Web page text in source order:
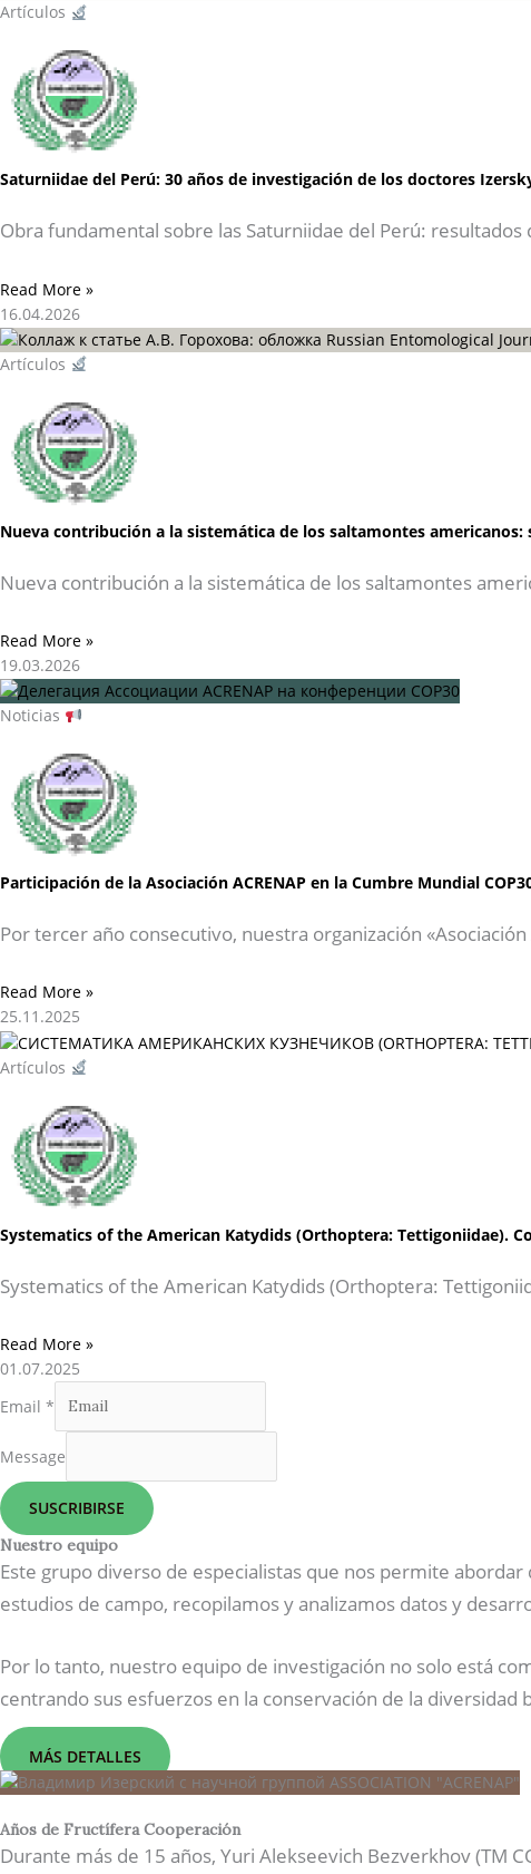
Artículos
Saturniidae del Perú: 30 años de investigación de los doctores
Obra fundamental sobre las Saturniidae del Perú: resultados
Read More »
16.04.2026
Artículos
Nueva contribución a la sistemática de los saltamontes
Nueva contribución a la sistemática de los saltamontes
Read More »
19.03.2026
Noticias
Participación de la Asociación ACRENAP en la Cumbre Mundial
Por tercer año consecutivo, nuestra organización «Asociación
Read More »
25.11.2025
Artículos
Systematics of the American Katydids (Orthoptera: Tettigoniidae).
Systematics of the American Katydids (Orthoptera:
Read More »
01.07.2025
Email *
Message
SUSCRIBIRSE
Nuestro equipo
Este grupo diverso de especialistas que nos permite
estudios de campo, recopilamos y analizamos datos y
Por lo tanto, nuestro equipo de investigación no solo está
centrando sus esfuerzos en la conservación de la
MÁS DETALLES
Años de Fructífera Cooperación
Durante más de 15 años, Yuri Alekseevich Bezverkhov (TM